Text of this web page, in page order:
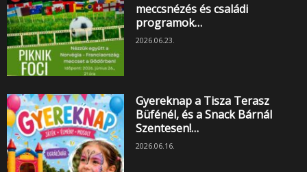
meccsnézés és családi
programok…
2026.06.23.
Gyereknap a Tisza Terasz
Büfénél, és a Snack Bárnál
Szentesen!…
2026.06.16.